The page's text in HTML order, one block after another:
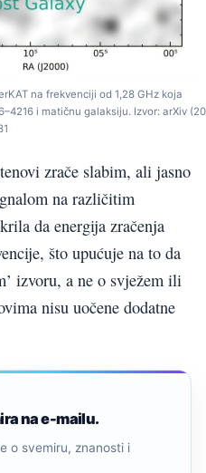
na frekvenciji od 1,28 GHz koja
i matičnu galaksiju. Izvor: arXiv
zrače slabim, ali jasno
na različitim
da energija zračenja
što upućuje na to da
izvoru, a ne o svježem ili
nisu uočene dodatne
na e-mailu.
o svemiru, znanosti i